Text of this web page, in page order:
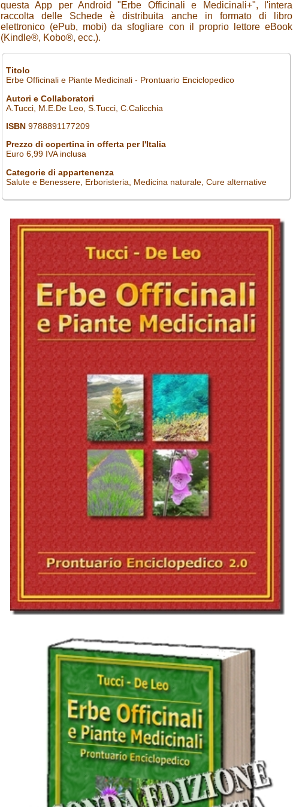
questa App per Android "Erbe Officinali e Medicinali+", l'intera
raccolta delle Schede è distribuita anche in formato di libro
elettronico (ePub, mobi) da sfogliare con il proprio lettore eBook
(Kindle®, Kobo®, ecc.).
Titolo
Erbe Officinali e Piante Medicinali - Prontuario Enciclopedico
Autori e Collaboratori
A.Tucci, M.E.De Leo, S.Tucci, C.Calicchia
ISBN 9788891177209
Prezzo di copertina in offerta per l'Italia
Euro 6,99 IVA inclusa
Categorie di appartenenza
Salute e Benessere, Erboristeria, Medicina naturale, Cure alternative